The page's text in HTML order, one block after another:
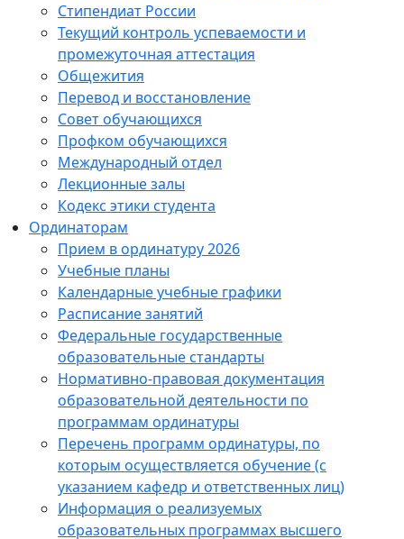
Стипендиат России
Текущий контроль успеваемости и
промежуточная аттестация
Общежития
Перевод и восстановление
Совет обучающихся
Профком обучающихся
Международный отдел
Лекционные залы
Кодекс этики студента
Ординаторам
Прием в ординатуру 2026
Учебные планы
Календарные учебные графики
Расписание занятий
Федеральные государственные
образовательные стандарты
Нормативно-правовая документация
образовательной деятельности по
программам ординатуры
Перечень программ ординатуры, по
которым осуществляется обучение (с
указанием кафедр и ответственных лиц)
Информация о реализуемых
образовательных программах высшего